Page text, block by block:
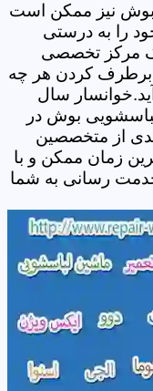
بوش نیز ممکن است
را به درستی
مرکز تخصصی
برطرف کردن هر چه
سال
بوش در
از متخصصین
زمان ممکن و با
خدمت رسانی به شما